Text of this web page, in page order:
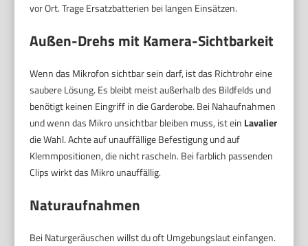
vor Ort. Trage Ersatzbatterien bei langen Einsätzen.
Außen-Drehs mit Kamera-Sichtbarkeit
Wenn das Mikrofon sichtbar sein darf, ist das Richtrohr eine
saubere Lösung. Es bleibt meist außerhalb des Bildfelds und
benötigt keinen Eingriff in die Garderobe. Bei Nahaufnahmen
und wenn das Mikro unsichtbar bleiben muss, ist ein Lavalier
die Wahl. Achte auf unauffällige Befestigung und auf
Klemmpositionen, die nicht rascheln. Bei farblich passenden
Clips wirkt das Mikro unauffällig.
Naturaufnahmen
Bei Naturgeräuschen willst du oft Umgebungslaut einfangen.